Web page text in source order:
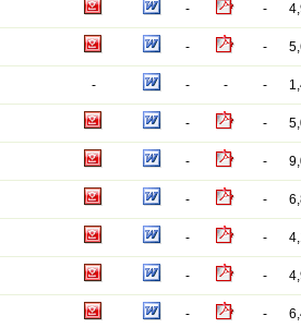
- -
- -
- - - -
- -
- -
- -
- -
- -
- -